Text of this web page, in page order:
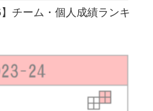
チーム・個人成績ランキ